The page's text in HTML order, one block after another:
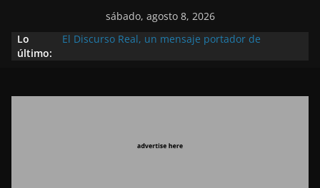
sábado, agosto 8, 2026
Lo
último:
El Discurso Real, un mensaje portador de
Extranjero: al servicio de los grandes proyectos de